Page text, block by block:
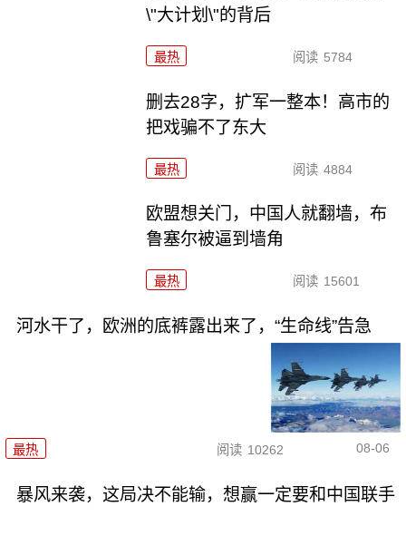
\"大计划\"的背后
最热 阅读 5784
删去28字，扩军一整本！高市的
把戏骗不了东大
最热 阅读 4884
欧盟想关门，中国人就翻墙，布
鲁塞尔被逼到墙角
最热 阅读 15601
河水干了，欧洲的底裤露出来了，“生命线”告急
最热 阅读 10262 08-06
暴风来袭，这局决不能输，想赢一定要和中国联手